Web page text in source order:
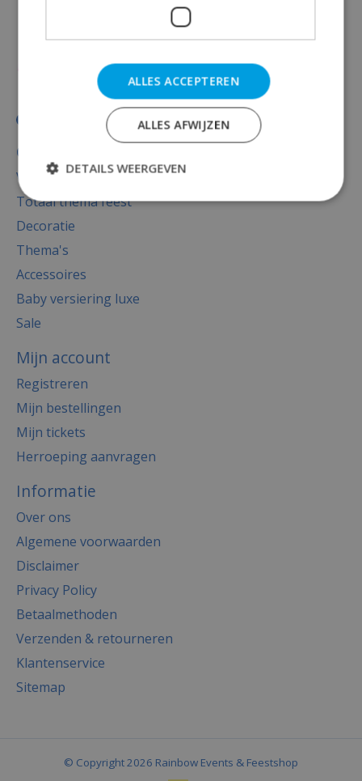
Categorieën
Versiering
Totaal thema feest
Decoratie
Thema's
Accessoires
Baby versiering luxe
Sale
Mijn account
Registreren
Mijn bestellingen
Mijn tickets
Herroeping aanvragen
Informatie
Over ons
Algemene voorwaarden
Disclaimer
Privacy Policy
Betaalmethoden
Verzenden & retourneren
Klantenservice
Sitemap
© Copyright 2026 Rainbow Events & Feestshop
ALLES ACCEPTEREN
ALLES AFWIJZEN
DETAILS WEERGEVEN